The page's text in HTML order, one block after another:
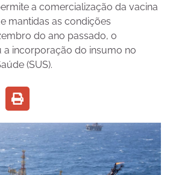
a comercialização da vacina
mantidas as condições
do ano passado, o
a incorporação do insumo no
(SUS).